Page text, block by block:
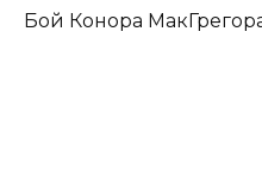
Бой Конора